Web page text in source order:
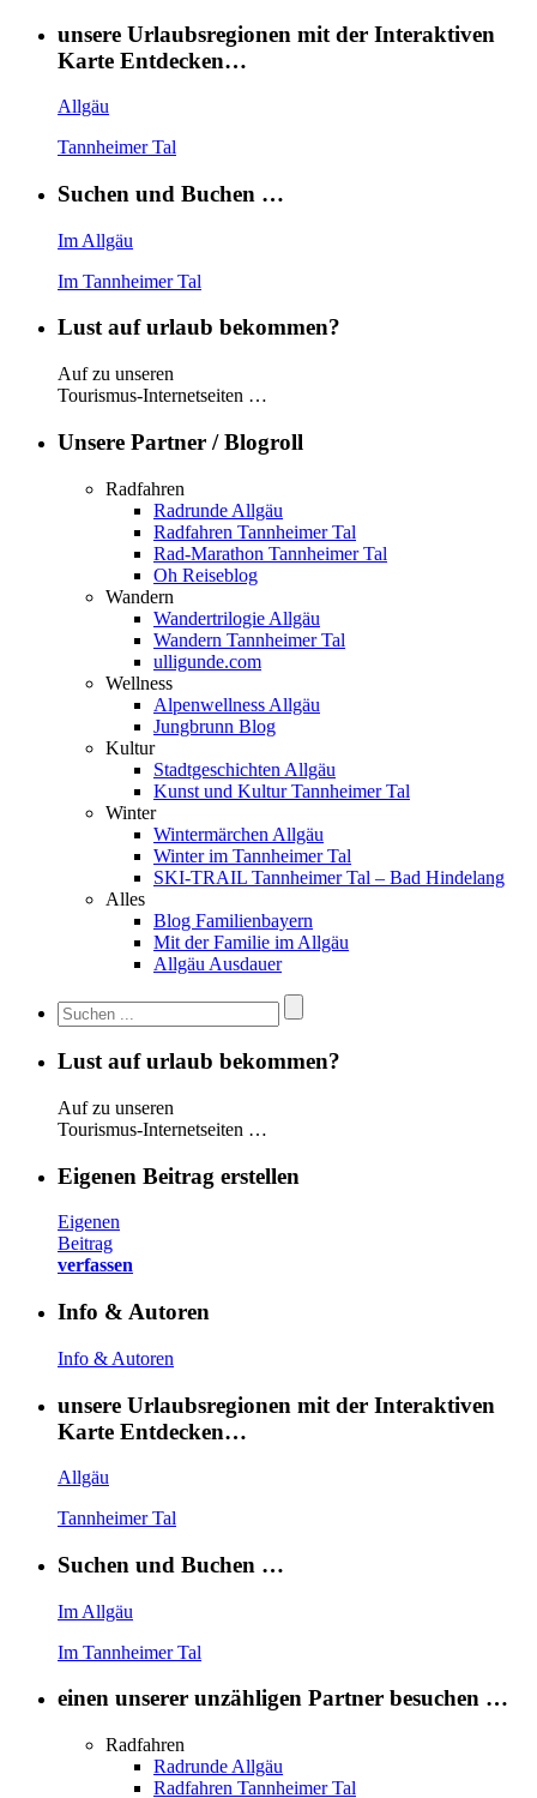
unsere Urlaubsregionen mit der Interaktiven
Karte Entdecken…
Allgäu
Tannheimer Tal
Suchen und Buchen …
Im Allgäu
Im Tannheimer Tal
Lust auf urlaub bekommen?
Auf zu unseren
Tourismus-Internetseiten …
Unsere Partner / Blogroll
Radfahren
Radrunde Allgäu
Radfahren Tannheimer Tal
Rad-Marathon Tannheimer Tal
Oh Reiseblog
Wandern
Wandertrilogie Allgäu
Wandern Tannheimer Tal
ulligunde.com
Wellness
Alpenwellness Allgäu
Jungbrunn Blog
Kultur
Stadtgeschichten Allgäu
Kunst und Kultur Tannheimer Tal
Winter
Wintermärchen Allgäu
Winter im Tannheimer Tal
SKI-TRAIL Tannheimer Tal – Bad Hindelang
Alles
Blog Familienbayern
Mit der Familie im Allgäu
Allgäu Ausdauer
Lust auf urlaub bekommen?
Auf zu unseren
Tourismus-Internetseiten …
Eigenen Beitrag erstellen
Eigenen
Beitrag
verfassen
Info & Autoren
Info & Autoren
unsere Urlaubsregionen mit der Interaktiven
Karte Entdecken…
Allgäu
Tannheimer Tal
Suchen und Buchen …
Im Allgäu
Im Tannheimer Tal
einen unserer unzähligen Partner besuchen …
Radfahren
Radrunde Allgäu
Radfahren Tannheimer Tal